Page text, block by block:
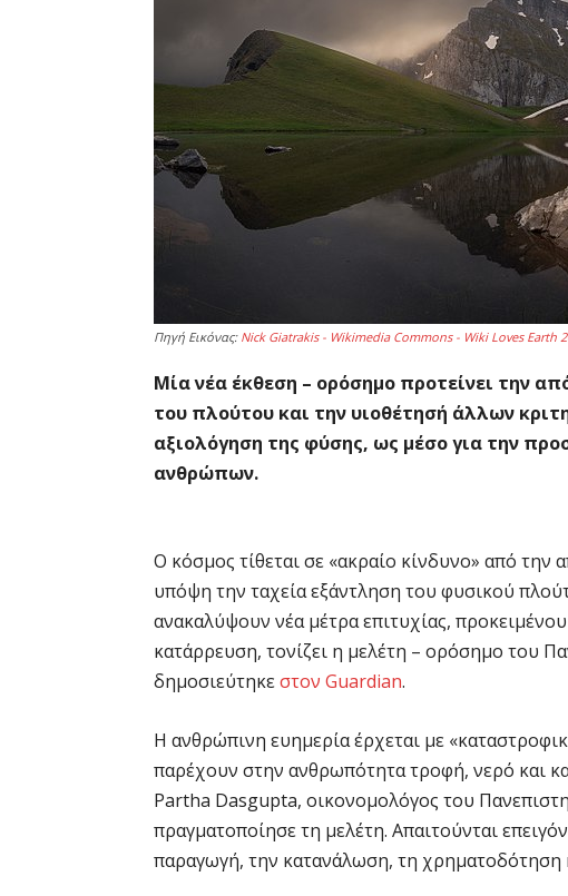
Πηγή Εικόνας: Nick Giatrakis - Wikimedia Commons - Wiki Loves Earth
Μία νέα έκθεση – ορόσημο προτείνει την
του πλούτου και την υιοθέτησή άλλων
αξιολόγηση της φύσης, ως μέσο για την
ανθρώπων.
Ο κόσμος τίθεται σε «ακραίο κίνδυνο» από
υπόψη την ταχεία εξάντληση του φυσικού
ανακαλύψουν νέα μέτρα επιτυχίας,
κατάρρευση, τονίζει η μελέτη – ορόσημο του
δημοσιεύτηκεστον Guardian.
Η ανθρώπινη ευημερία έρχεται με
παρέχουν στην ανθρωπότητα τροφή, νερό και
Partha Dasgupta, οικονομολόγος του
πραγματοποίησε τη μελέτη. Απαιτούνται
παραγωγή, την κατανάλωση, τη χρηματοδότηση